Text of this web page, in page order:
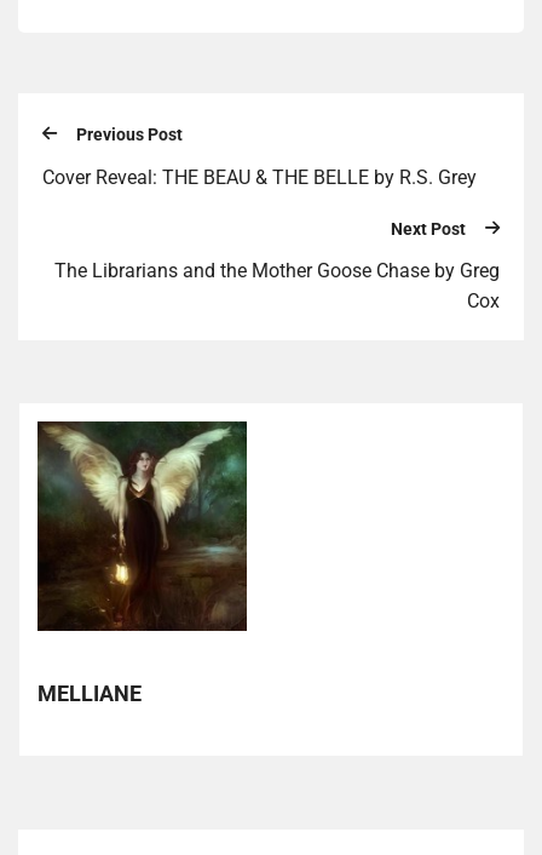
Previous Post
Cover Reveal: THE BEAU & THE BELLE by R.S. Grey
Next Post
The Librarians and the Mother Goose Chase by Greg
Cox
MELLIANE